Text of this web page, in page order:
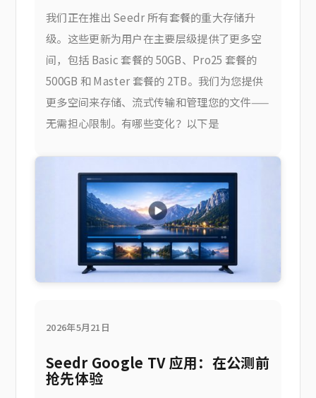
我们正在推出 Seedr 所有套餐的重大存储升
级。这些更新为用户在主要层级提供了更多空
间，包括 Basic 套餐的 50GB、Pro25 套餐的
500GB 和 Master 套餐的 2TB。我们为您提供
更多空间来存储、流式传输和管理您的文件——
无需担心限制。有哪些变化？以下是
2026年5月21日
Seedr Google TV 应用：在公测前
抢先体验